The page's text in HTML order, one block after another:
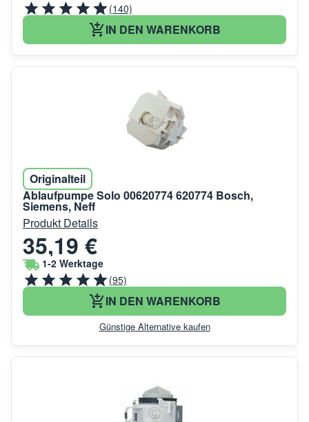
(140)
IN DEN WARENKORB
Originalteil
Ablaufpumpe Solo 00620774 620774 Bosch,
Siemens, Neff
Produkt Details
35,19 €
1-2 Werktage
(95)
IN DEN WARENKORB
Günstige Alternative kaufen